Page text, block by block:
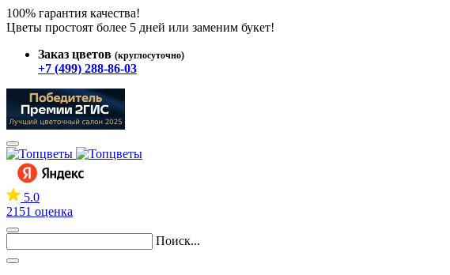
100% гарантия качества!
Цветы простоят более 5 дней или заменим букет!
Заказ цветов (круглосуточно)
+7 (499) 288-86-03
5.0
2151 оценка
Поиск...